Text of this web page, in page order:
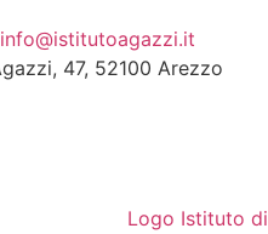
info@istitutoagazzi.it
47, 52100 Arezzo